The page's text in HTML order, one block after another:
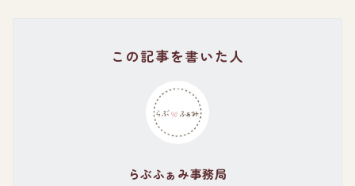
この記事を書いた人
らぶふぁみ事務局